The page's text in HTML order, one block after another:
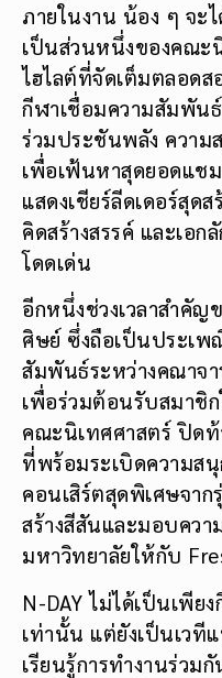
ภายในงาน น้อง ๆ จะ
เป็นส่วนหนึ่งของคณะ
ไฮไลต์ที่จัดเต็มตลอดส
กีฬาเชื่อมความสัมพัน
ร่วมประชันพลัง ความ
เพื่อเฟ้นหาสุดยอดแช
แสดงเชียร์ลีดเดอร์สุด
คิดสร้างสรรค์ และเอ
โดดเด่น
อีกหนึ่งช่วงเวลาสำคัญ
ศิษย์ ซึ่งถือเป็นประเพ
สัมพันธ์ระหว่างคณาจ
เพื่อร่วมต้อนรับสมาชิ
คณะนิเทศศาสตร์ ปิด
ที่พร้อมระเบิดความส
คอนเสิร์ตสุดพิเศษจา
สร้างสีสันและมอบควา
มหาวิทยาลัยให้กับ
N-DAY ไม่ได้เป็นเพี
เท่านั้น แต่ยังเป็นเวที
เรียนรู้การทำงานร่วม